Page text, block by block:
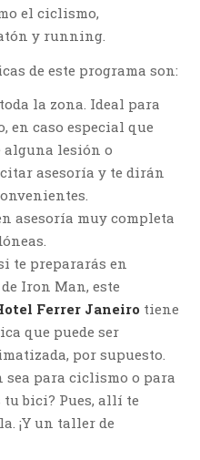
el ciclismo,
y running.
de este programa son:
la zona. Ideal para
en caso especial que
alguna lesión o
asesoría y te dirán
asesoría muy completa
te prepararás en
Iron Man, este
Ferrer Janeiro tiene
que puede ser
por supuesto.
para ciclismo o para
tu bici? Pues, allí te
¡Y un taller de